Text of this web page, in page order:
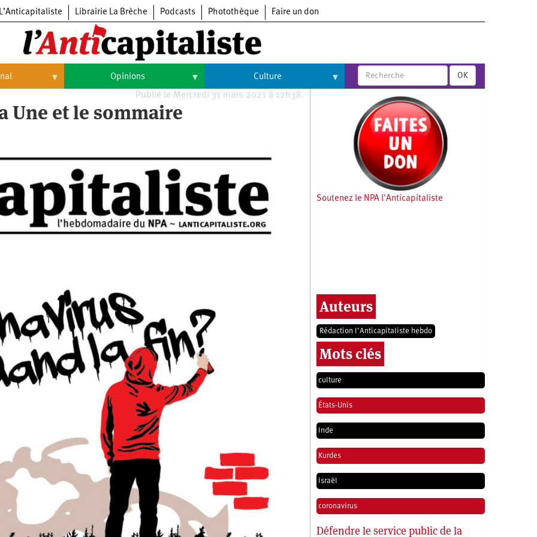
L’Anticapitaliste Librairie La Brèche Podcasts Photothèque Faire un don
Opinions Culture
Expositions
Livres
Musique
OK
Publié le Mercredi 31 mars 2021 à 12h38.
Une et le sommaire
Soutenez le NPA l'Anticapitaliste
Auteurs
Rédaction l’Anticapitaliste hebdo
Mots clés
culture
États-Unis
Inde
Kurdes
Israël
coronavirus
Défendre le service public de la